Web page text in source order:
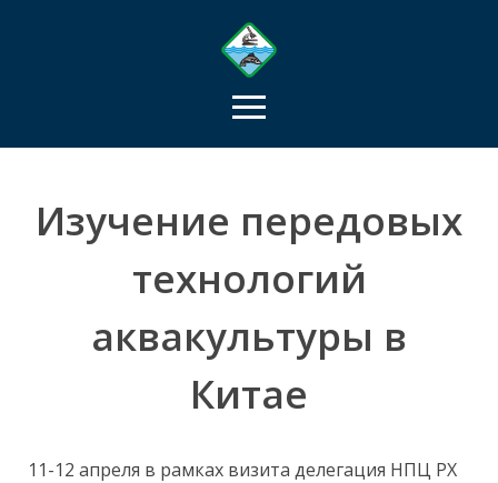
Изучение передовых
технологий
аквакультуры в
Китае
11-12 апреля в рамках визита делегация НПЦ РХ